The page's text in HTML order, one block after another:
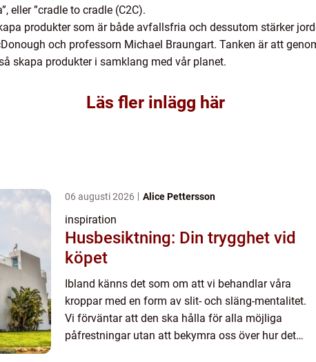
eller ”cradle to cradle (C2C).
produkter som är både avfallsfria och dessutom stärker
och professorn Michael Braungart. Tanken är att
skapa produkter i samklang med vår planet.
Läs fler inlägg här
06 augusti 2026 Alice Pettersson
inspiration
Husbesiktning: Din trygghet vid
köpet
Ibland känns det som om att vi behandlar våra
kroppar med en form av slit- och släng-mentalitet.
Vi förväntar att den ska hålla för alla möjliga
påfrestningar utan att bekymra oss över hur det